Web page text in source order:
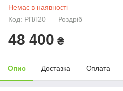
Немає в наявності
Код: РПЛ20
Роздріб
48 400 ₴
Опис Доставка Оплата